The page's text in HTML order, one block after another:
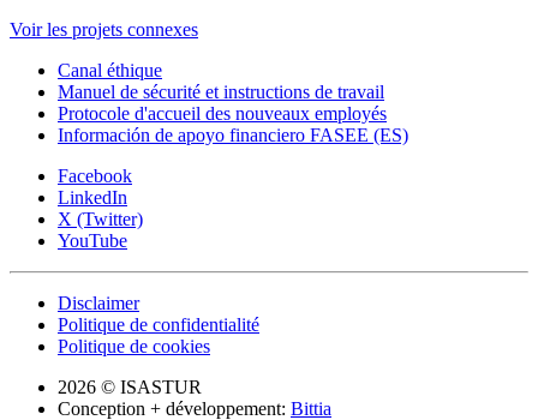
Voir les projets connexes
Canal éthique
Manuel de sécurité et instructions de travail
Protocole d'accueil des nouveaux employés
Información de apoyo financiero FASEE (ES)
Facebook
LinkedIn
X (Twitter)
YouTube
Disclaimer
Politique de confidentialité
Politique de cookies
2026 © ISASTUR
Conception + développement: Bittia